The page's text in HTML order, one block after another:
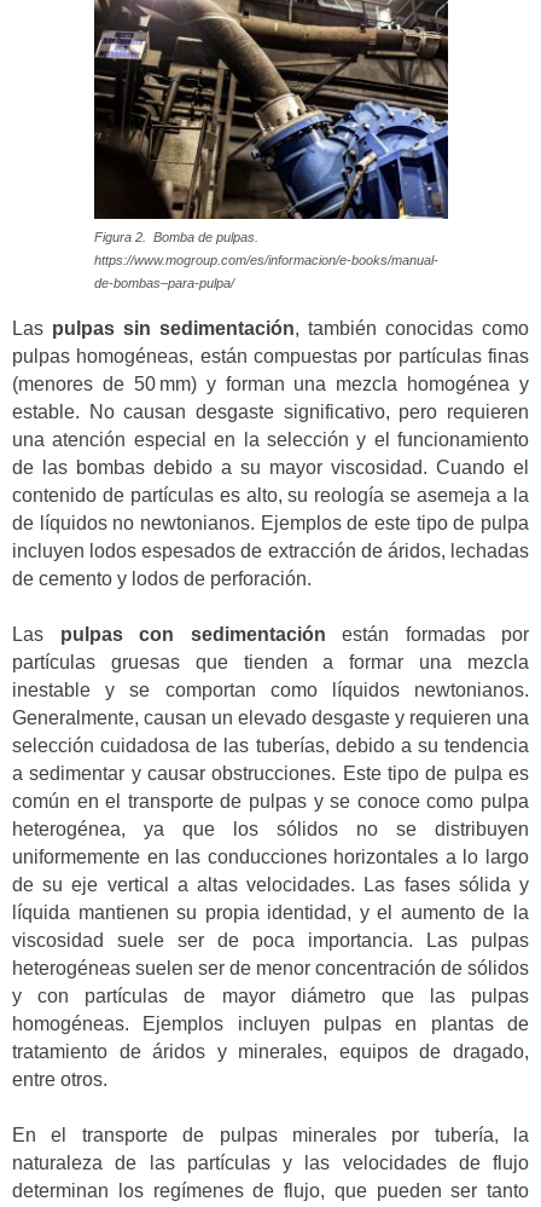
Figura 2. Bomba de pulpas.
https://www.mogroup.com/es/informacion/e-books/manual-
de-bombas–para-pulpa/
Las pulpas sin sedimentación, también conocidas como
pulpas homogéneas, están compuestas por partículas finas
(menores de 50 mm) y forman una mezcla homogénea y
estable. No causan desgaste significativo, pero requieren
una atención especial en la selección y el funcionamiento
de las bombas debido a su mayor viscosidad. Cuando el
contenido de partículas es alto, su reología se asemeja a la
de líquidos no newtonianos. Ejemplos de este tipo de pulpa
incluyen lodos espesados de extracción de áridos, lechadas
de cemento y lodos de perforación.
Las pulpas con sedimentación están formadas por
partículas gruesas que tienden a formar una mezcla
inestable y se comportan como líquidos newtonianos.
Generalmente, causan un elevado desgaste y requieren una
selección cuidadosa de las tuberías, debido a su tendencia
a sedimentar y causar obstrucciones. Este tipo de pulpa es
común en el transporte de pulpas y se conoce como pulpa
heterogénea, ya que los sólidos no se distribuyen
uniformemente en las conducciones horizontales a lo largo
de su eje vertical a altas velocidades. Las fases sólida y
líquida mantienen su propia identidad, y el aumento de la
viscosidad suele ser de poca importancia. Las pulpas
heterogéneas suelen ser de menor concentración de sólidos
y con partículas de mayor diámetro que las pulpas
homogéneas. Ejemplos incluyen pulpas en plantas de
tratamiento de áridos y minerales, equipos de dragado,
entre otros.
En el transporte de pulpas minerales por tubería, la
naturaleza de las partículas y las velocidades de flujo
determinan los regímenes de flujo, que pueden ser tanto